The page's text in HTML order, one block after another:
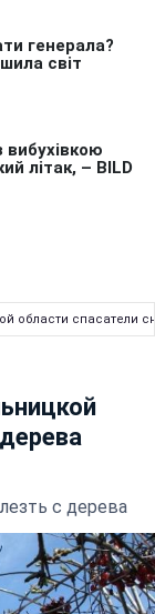
области спасатели
с дерева